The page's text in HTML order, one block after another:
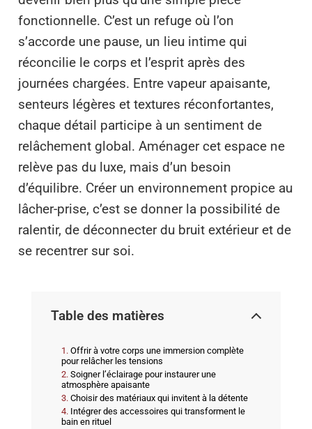
fonctionnelle. C’est un refuge où l’on
s’accorde une pause, un lieu intime qui
réconcilie le corps et l’esprit après des
journées chargées. Entre vapeur apaisante,
senteurs légères et textures réconfortantes,
chaque détail participe à un sentiment de
relâchement global. Aménager cet espace ne
relève pas du luxe, mais d’un besoin
d’équilibre. Créer un environnement propice au
lâcher-prise, c’est se donner la possibilité de
ralentir, de déconnecter du bruit extérieur et de
se recentrer sur soi.
Table des matières
Offrir à votre corps une immersion complète
pour relâcher les tensions
Soigner l’éclairage pour instaurer une
atmosphère apaisante
Choisir des matériaux qui invitent à la détente
Intégrer des accessoires qui transforment le
bain en rituel